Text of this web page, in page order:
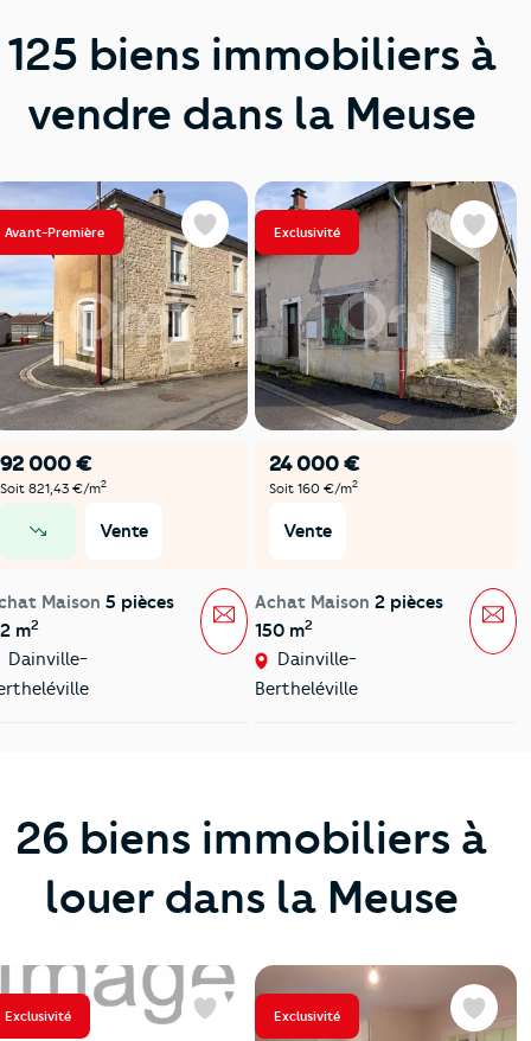
125 biens immobiliers à
vendre dans la Meuse
Avant-Première
92 000 €
Soit 821,43 €/m2
Vente
Maison 5 pièces
m2
Dainville-
Favoris
Message
Exclusivité
24 000 €
Soit 160 €/m2
Vente
Achat Maison 2 pièces
150 m2
Dainville-
Bertheléville
Favoris
26 biens immobiliers à
louer dans la Meuse
Exclusivité Favoris Exclusivité Favoris